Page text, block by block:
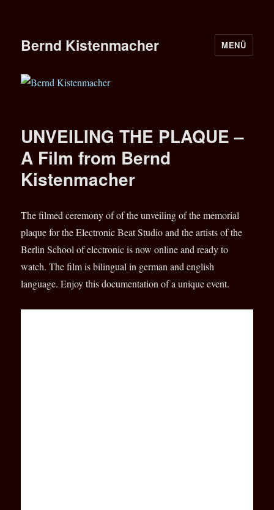
Bernd Kistenmacher MENÜ
UNVEILING THE PLAQUE –
A Film from Bernd
Kistenmacher
The filmed ceremony of of the unveiling of the memorial
plaque for the Electronic Beat Studio and the artists of the
Berlin School of electronic is now online and ready to
watch. The film is bilingual in german and english
language. Enjoy this documentation of a unique event.